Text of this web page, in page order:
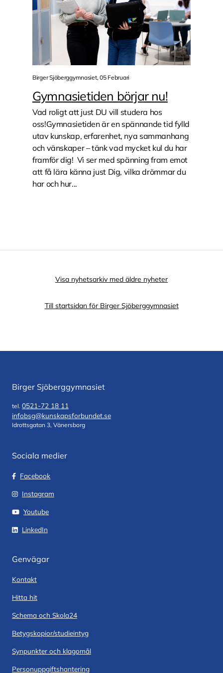
Birger Sjöberggymnasiet, 05 Februari
Gymnasietiden börjar nu!
Vad roligt att just DU vill studera hos
oss!Gymnasietiden är en spännande tid fylld
utav kunskap, erfarenhet, nya sammanhang
och vänskaper – tänk vad mycket kul du har
framför dig! Vi ser med spänning fram emot
att få lära känna just Dig, vilka drömmar du
har och hur...
Visa nyhetsarkiv med äldre nyheter
Till startsidan för Birger Sjöberggymnasiet
Birger Sjöberggymnasiet
tel. 0521-72 18 11
infobsg@kunskapsforbundet.se
Idrottsgatan 3, Vänersborg
Sociala medier
Facebook
Instagram
Youtube
LinkedIn
Genvägar
Kontakt
Hitta hit
Schema och Skola24
Betygskopior/studieintyg
Synpunkter och klagomål
Personuppgiftshantering